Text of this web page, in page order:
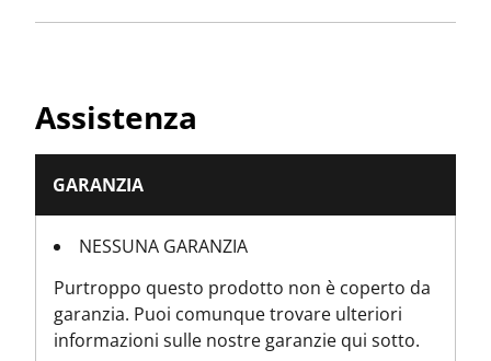
2.755907
Altezza prodotto [mm]
10.8
Lunghezza del prodotto [mm]
Assistenza
GARANZIA
NESSUNA GARANZIA
Purtroppo questo prodotto non è coperto da
garanzia. Puoi comunque trovare ulteriori
informazioni sulle nostre garanzie qui sotto.